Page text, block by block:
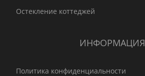
Остекление коттеджей
ИНФОРМАЦИЯ
Политика конфиденциальности